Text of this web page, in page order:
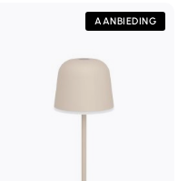
AANBIEDING